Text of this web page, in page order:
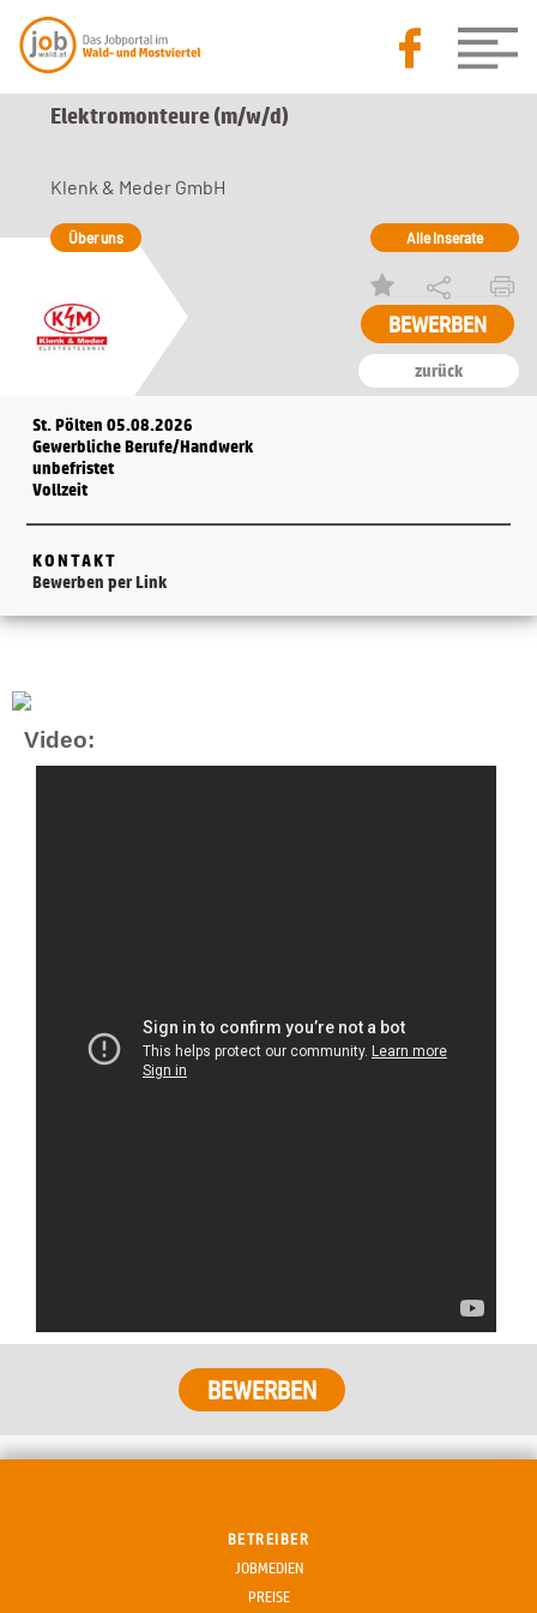
Elektromonteure (m/w/d)
zurück
Klenk & Meder GmbH
Über uns Alle Inserate
St. Pölten 05.08.2026
Gewerbliche Berufe/Handwerk
unbefristet
Vollzeit
KONTAKT
Bewerben per Link
Video:
BETREIBER
JOBMEDIEN
PREISE